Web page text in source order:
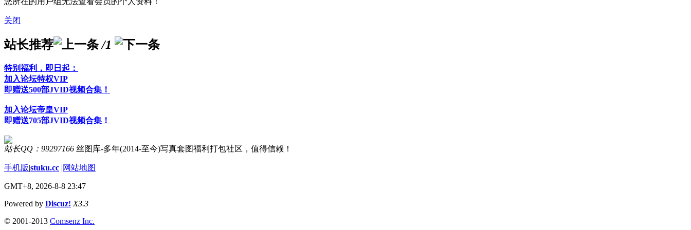
关闭
站长推荐 /1
特别福利，即日起：
加入论坛特权VIP
即赠送500部JVID视频合集！
加入论坛帝皇VIP
即赠送705部JVID视频合集！
站长QQ：99297166 丝图库-多年(2014-至今)写真套图福利打包社区，值得信赖！
手机版|stuku.cc |网站地图
GMT+8, 2026-8-8 23:47
Powered by Discuz! X3.3
© 2001-2013 Comsenz Inc.